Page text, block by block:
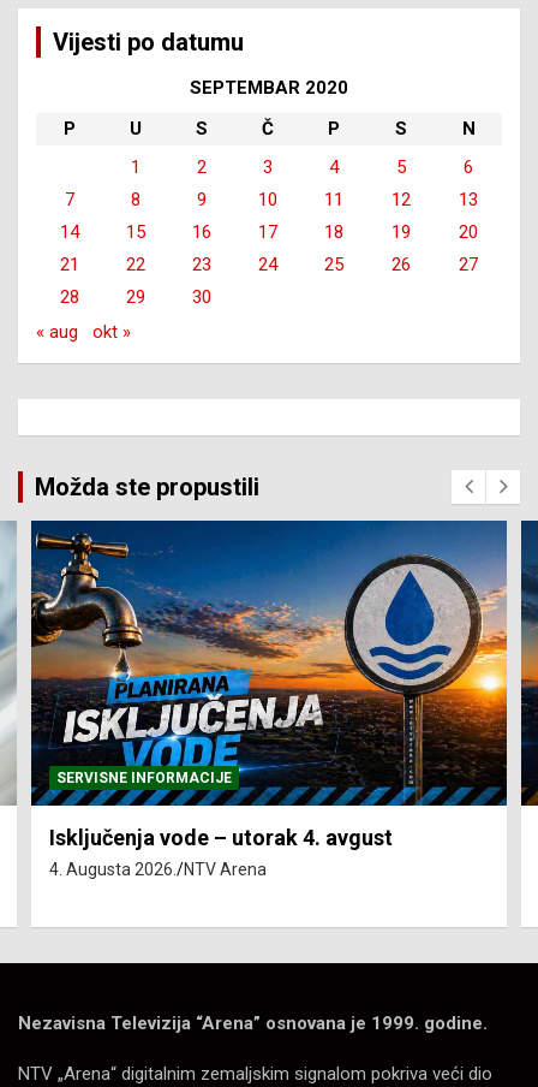
Vijesti po datumu
SEPTEMBAR 2020
P
U S Č P S
N
1
2 3 4 5
6
7
8 9 10 11 12
13
14
15 16 17 18 19
20
21
22 23 24 25 26
27
28
29
30
« aug
okt »
Možda ste propustili
SERVISNE INFORMACIJE
Isključenja vode – utorak 4. avgust
4. Augusta 2026. NTV Arena
Nezavisna Televizija “Arena” osnovana je 1999. godine.
NTV „Arena“ digitalnim zemaljskim signalom pokriva veći dio